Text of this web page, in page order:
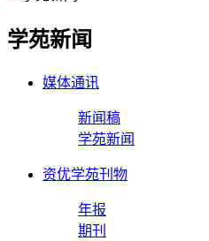
学苑新闻
媒体通讯
新闻稿
学苑新闻
资优学苑刊物
年报
期刊